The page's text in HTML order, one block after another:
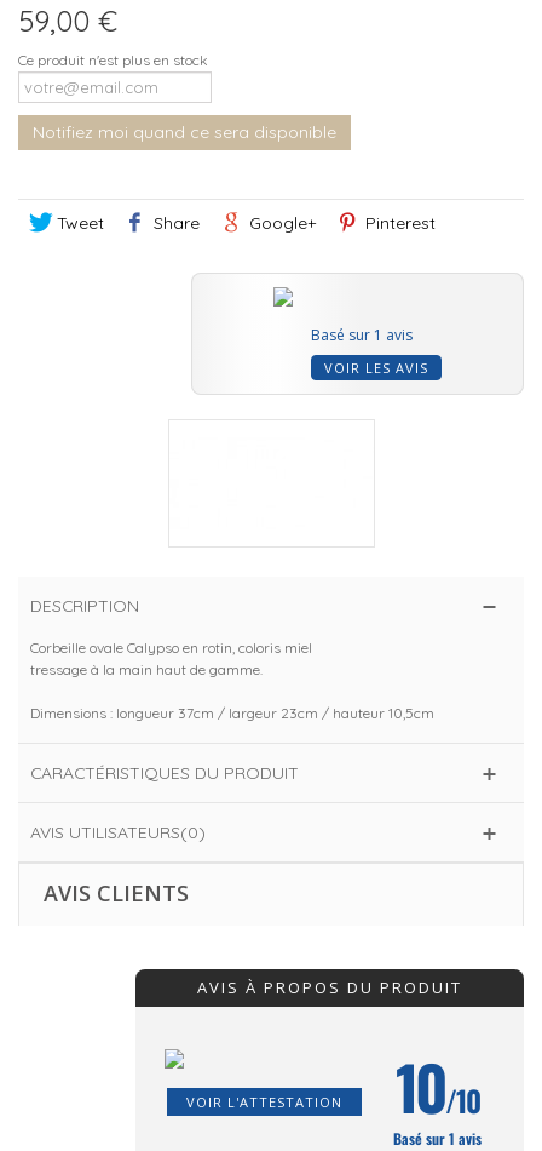
59,00 €
Ce produit n'est plus en stock
Notifiez moi quand ce sera disponible
Tweet Share Google+ Pinterest
Basé sur 1 avis
VOIR LES AVIS
DESCRIPTION
Corbeille ovale Calypso en rotin, coloris miel
tressage à la main haut de gamme.
Dimensions : longueur 37cm / largeur 23cm / hauteur 10,5cm
CARACTÉRISTIQUES DU PRODUIT
AVIS UTILISATEURS(0)
AVIS CLIENTS
AVIS À PROPOS DU PRODUIT
VOIR L'ATTESTATION 10/10
Basé sur 1 avis